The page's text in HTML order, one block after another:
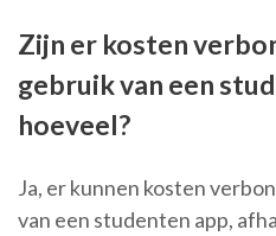
Zijn er kosten
gebruik van een
hoeveel?
Ja, er kunnen kosten
van een studenten app,